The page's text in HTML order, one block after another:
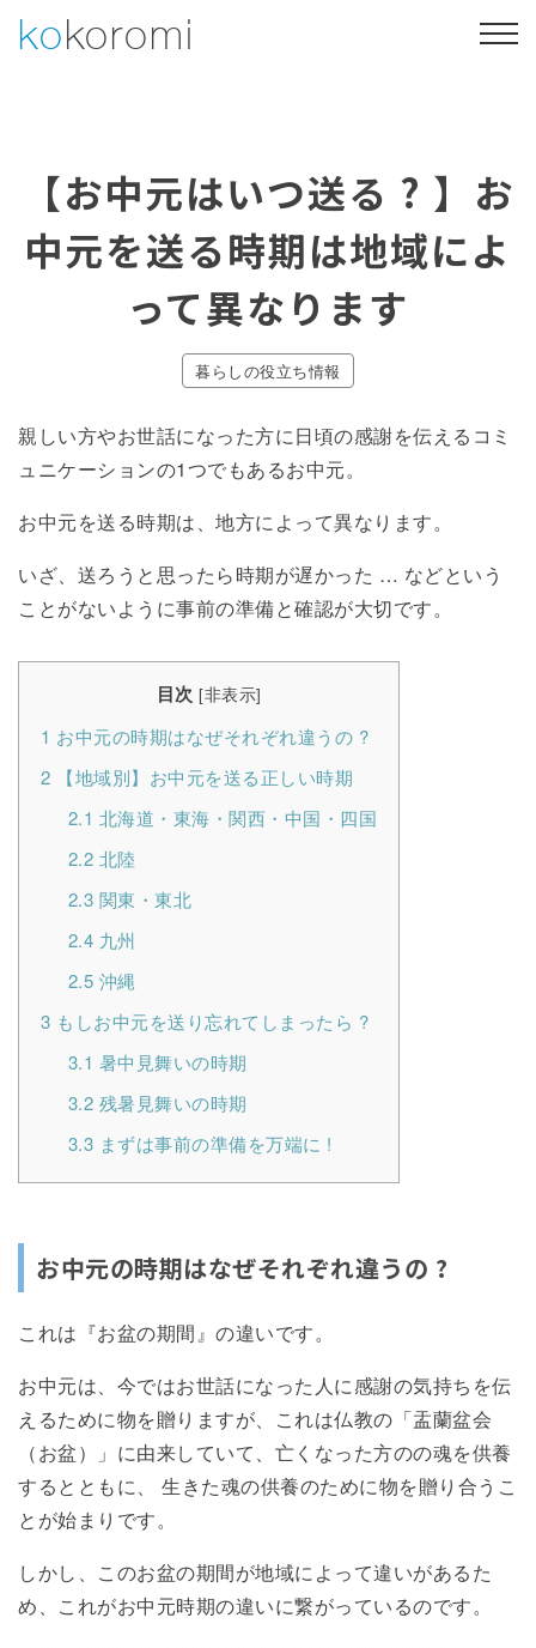
Skipkokoromi
制作事例 会社概要
053-469-4730
お問い合わせ・ご相談
【お中元はいつ送る ? 】お
中元を送る時期は地域によ
って異なります
暮らしの役立ち情報
親しい方やお世話になった方に日頃の感謝を伝えるコミ
ュニケーションの1つでもあるお中元。
お中元を送る時期は、地方によって異なります。
いざ、送ろうと思ったら時期が遅かった … などという
ことがないように事前の準備と確認が大切です。
目次 [非表示]
1 お中元の時期はなぜそれぞれ違うの ?
2 【地域別】お中元を送る正しい時期
2.1 北海道・東海・関西・中国・四国
2.2 北陸
2.3 関東・東北
2.4 九州
2.5 沖縄
3 もしお中元を送り忘れてしまったら ?
3.1 暑中見舞いの時期
3.2 残暑見舞いの時期
3.3 まずは事前の準備を万端に !
お中元の時期はなぜそれぞれ違うの ?
これは『お盆の期間』の違いです。
お中元は、今ではお世話になった人に感謝の気持ちを伝
えるために物を贈りますが、これは仏教の「盂蘭盆会
（お盆）」に由来していて、亡くなった方のの魂を供養
するとともに、 生きた魂の供養のために物を贈り合うこ
とが始まりです。
しかし、このお盆の期間が地域によって違いがあるた
め、これがお中元時期の違いに繋がっているのです。